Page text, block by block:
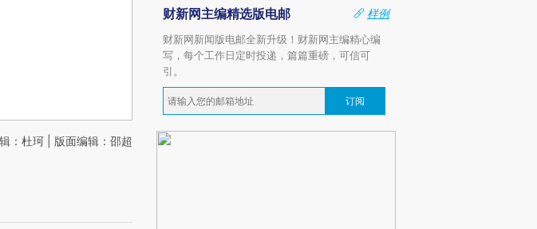
：杜珂 | 版面编辑：邵超
财新网主编精选版电邮
样例
财新网新闻版电邮全新升级！财新网主编精心编
写，每个工作日定时投递，篇篇重磅，可信可
引。
订阅